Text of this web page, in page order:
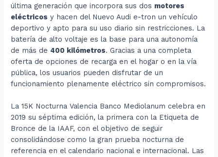
última generación que incorpora sus dos motores
eléctricos y hacen del Nuevo Audi e-tron un vehículo
deportivo y apto para su uso diario sin restricciones. La
batería de alto voltaje es la base para una autonomía
de más de 400 kilómetros. Gracias a una completa
oferta de opciones de recarga en el hogar o en la vía
pública, los usuarios pueden disfrutar de un
funcionamiento plenamente eléctrico sin compromisos.
La 15K Nocturna Valencia Banco Mediolanum celebra en
2019 su séptima edición, la primera con la Etiqueta de
Bronce de la IAAF, con el objetivo de seguir
consolidándose como la gran prueba nocturna de
referencia en el calendario nacional e internacional. Las